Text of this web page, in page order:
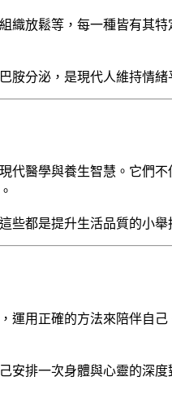
放鬆等，每一種皆有其
分泌，是現代人維持情緒
醫學與養生智慧。它們
都是提升生活品質的小
運用正確的方法來陪伴自己
排一次身體與心靈的深